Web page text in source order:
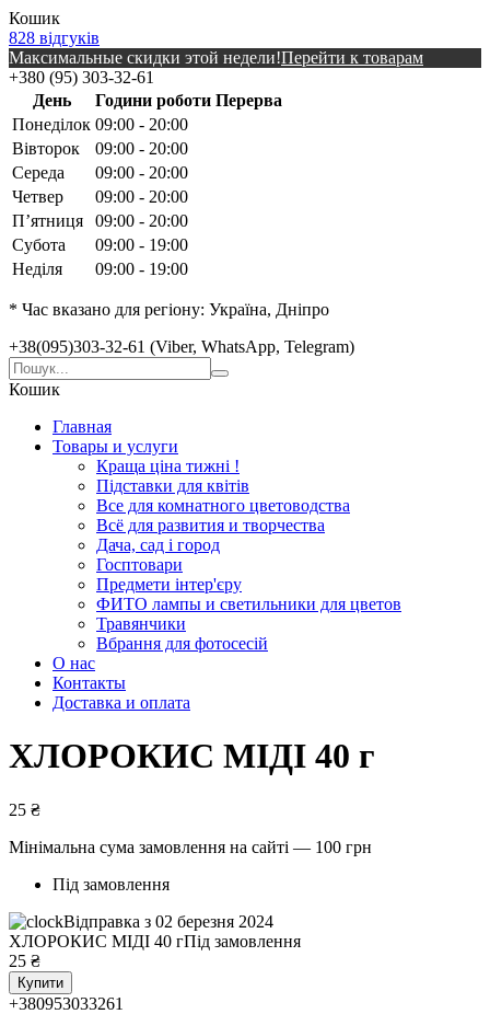
Кошик
828 відгуків
Максимальные скидки этой недели!Перейти к товарам
+380 (95) 303-32-61
День
Години роботи Перерва
Понеділок 09:00 - 20:00
Вівторок
09:00 - 20:00
Середа
09:00 - 20:00
Четвер
09:00 - 20:00
Пʼятниця
09:00 - 20:00
Субота
09:00 - 19:00
Неділя
09:00 - 19:00
* Час вказано для регіону: Україна, Дніпро
+38(095)303-32-61 (Viber, WhatsApp, Telegram)
Кошик
Главная
Товары и услуги
Краща ціна тижні !
Підставки для квітів
Все для комнатного цветоводства
Всё для развития и творчества
Дача, сад і город
Госптовари
Предмети інтер'єру
ФИТО лампы и светильники для цветов
Травянчики
Вбрання для фотосесій
О нас
Контакты
Доставка и оплата
ХЛОРОКИС МІДІ 40 г
25 ₴
Мінімальна сума замовлення на сайті — 100 грн
Під замовлення
Відправка з 02 березня 2024
ХЛОРОКИС МІДІ 40 гПід замовлення
25 ₴
Купити
+380953033261